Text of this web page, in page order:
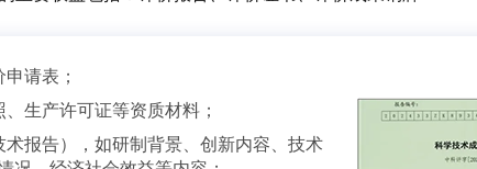
请表；
生产许可证等资质材料；
术报告），如研制背景、创新内容、技术